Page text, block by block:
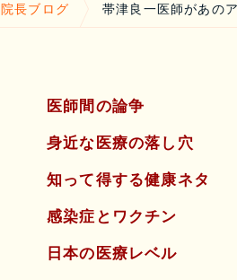
院長ブログ 帯津良一医師があの
医師間の論争
身近な医療の落し穴
知って得する健康ネタ
感染症とワクチン
日本の医療レベル